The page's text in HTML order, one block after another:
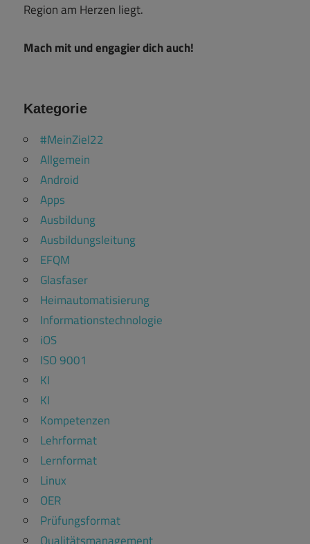
Region am Herzen liegt.
Mach mit und engagier dich auch!
Kategorie
#MeinZiel22
Allgemein
Android
Apps
Ausbildung
Ausbildungsleitung
EFQM
Glasfaser
Heimautomatisierung
Informationstechnologie
iOS
ISO 9001
KI
KI
Kompetenzen
Lehrformat
Lernformat
Linux
OER
Prüfungsformat